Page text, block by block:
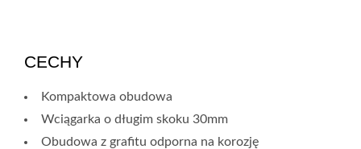
CECHY
Kompaktowa obudowa
Wciągarka o długim skoku 30mm
Obudowa z grafitu odporna na korozję